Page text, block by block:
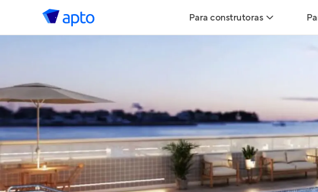
Para construtoras
Geração de Vendas
Maiores Construtoras
Parcerias Imobiliárias